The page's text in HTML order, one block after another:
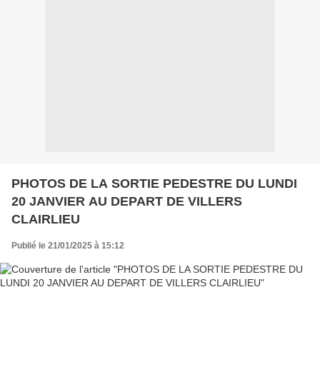
PHOTOS DE LA SORTIE PEDESTRE DU LUNDI
20 JANVIER AU DEPART DE VILLERS
CLAIRLIEU
Publié le 21/01/2025 à 15:12